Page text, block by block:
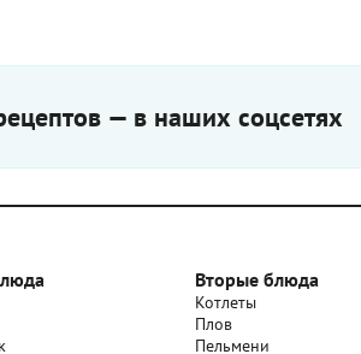
— в наших соцсетях
Вторые блюда
Котлеты
Плов
Пельмени